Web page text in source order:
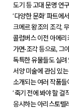
도기 등 고대 문명 연
‘다양한 문화’ 파트에
크메르 왕조의 조각,
콜럼버스 이전 아메리
가면·조각 등으로, 그
독특한 유물들도 실
서양 미술에 관심 있는
소개되는 여러 작품
‘죽기 전에 봐야 할 걸
응시하는 아리스토텔